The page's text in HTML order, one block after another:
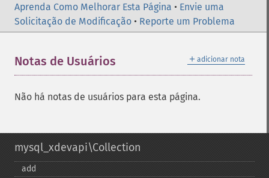
Aprenda Como Melhorar Esta Página • Envie uma
Solicitação de Modificação • Reporte um Problema
＋ adicionar nota
Notas de Usuários
Não há notas de usuários para esta página.
mysql_xdevapi\Collection
add